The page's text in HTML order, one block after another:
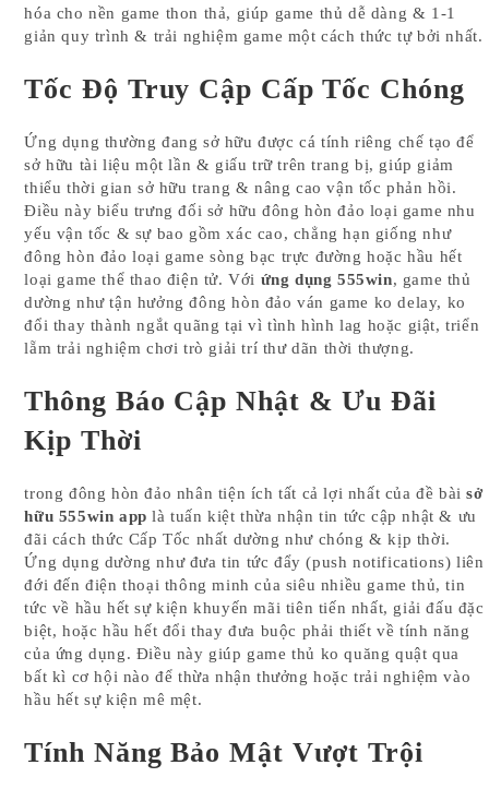
hóa cho nền game thon thả, giúp game thủ dễ dàng & 1-1
giản quy trình & trải nghiệm game một cách thức tự bởi nhất.
Tốc Độ Truy Cập Cấp Tốc Chóng
Ứng dụng thường đang sở hữu được cá tính riêng chế tạo để
sở hữu tài liệu một lần & giấu trữ trên trang bị, giúp giảm
thiểu thời gian sở hữu trang & nâng cao vận tốc phản hồi.
Điều này biểu trưng đối sở hữu đông hòn đảo loại game nhu
yếu vận tốc & sự bao gồm xác cao, chẳng hạn giống như
đông hòn đảo loại game sòng bạc trực đường hoặc hầu hết
loại game thể thao điện tử. Với ứng dụng 555win, game thủ
dường như tận hưởng đông hòn đảo ván game ko delay, ko
đổi thay thành ngắt quãng tại vì tình hình lag hoặc giật, triển
lẵm trải nghiệm chơi trò giải trí thư dãn thời thượng.
Thông Báo Cập Nhật & Ưu Đãi
Kịp Thời
trong đông hòn đảo nhân tiện ích tất cả lợi nhất của đề bàisở
hữu 555win app là tuấn kiệt thừa nhận tin tức cập nhật & ưu
đãi cách thức Cấp Tốc nhất dường như chóng & kịp thời.
Ứng dụng dường như đưa tin tức đẩy (push notifications) liên
đới đến điện thoại thông minh của siêu nhiều game thủ, tin
tức về hầu hết sự kiện khuyến mãi tiên tiến nhất, giải đấu đặc
biệt, hoặc hầu hết đổi thay đưa buộc phải thiết về tính năng
của ứng dụng. Điều này giúp game thủ ko quăng quật qua
bất kì cơ hội nào để thừa nhận thưởng hoặc trải nghiệm vào
hầu hết sự kiện mê mệt.
Tính Năng Bảo Mật Vượt Trội